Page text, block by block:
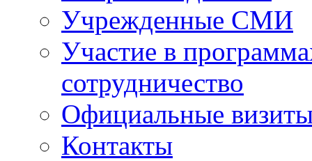
Учрежденные СМИ
Участие в
сотрудничество
Официальные
Контакты